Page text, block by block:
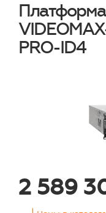
PRO-ID4
2 589